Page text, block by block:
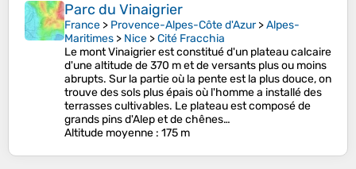
Parc du Vinaigrier
France > Provence-Alpes-Côte d'Azur>Alpes-
Maritimes > Nice >Cité Fracchia
Le mont Vinaigrier est constitué d'un plateau calcaire
d'une altitude de 370 m et de versants plus ou moins
abrupts. Sur la partie où la pente est la plus douce, on
trouve des sols plus épais où l'homme a installé des
terrasses cultivables. Le plateau est composé de
grands pins d'Alep et de chênes…
Altitude moyenne : 175 m